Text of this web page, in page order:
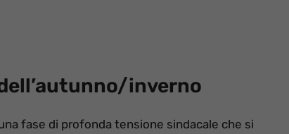
inverno
fase di profonda tensione sindacale che si